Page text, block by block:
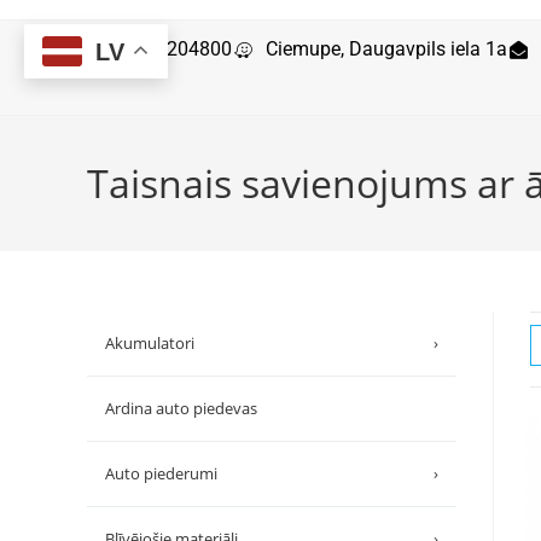
29204800 Ciemupe, Daugavpils iela 1a
Taisnais savienojums ar
Akumulatori ›
Ardina auto piedevas
Auto piederumi ›
LV